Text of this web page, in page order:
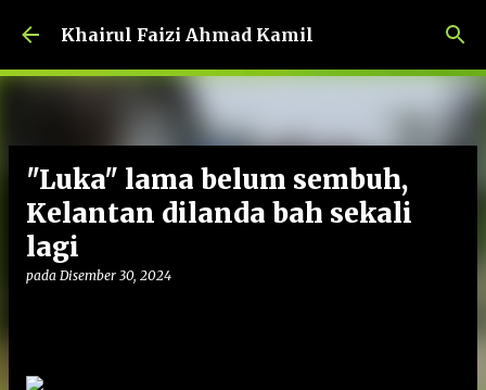
Langkau ke kandungan utama
Khairul Faizi Ahmad Kamil
"Luka" lama belum sembuh,
Kelantan dilanda bah sekali
lagi
pada Disember 30, 2024